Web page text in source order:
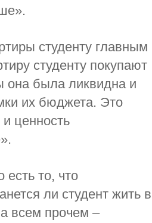
студенту главным
студенту покупают
она была ликвидна и
их бюджета. Это
ценность
есть то, что
ли студент жить в
всем прочем –